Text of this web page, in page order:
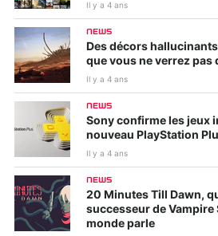
Il y a 4 ans
NEWS
Des décors
que vous ne verrez pas
Il y a 4 ans
NEWS
Sony confirme les jeux
nouveau PlayStation
Il y a 4 ans
NEWS
20 Minutes Till Dawn,
successeur de
monde parle